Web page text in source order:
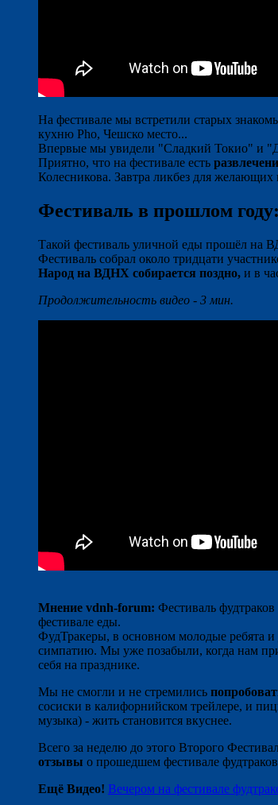
На фестивале мы встретили старых
кухню Pho, Чешско место...
Впервые мы увидели "Сладкий Токио" и
Приятно, что на фестивале есть
Колесникова. Завтра ликбез для желающих
Фестиваль в прошлом году:
Такой фестиваль уличной еды прошёл на
Фестиваль собрал около тридцати
Народ на ВДНХ собирается поздно, и в
Продолжительность видео - 3 мин.
Мнение vdnh-forum: Фестиваль
фестивале еды.
ФудТракеры, в основном молодые ребята
симпатию. Мы уже позабыли, когда нам
себя на празднике.
Мы не смогли и не стремились
сосиски в калифорнийском трейлере, и
музыка) - жить становится вкуснее.
Всего за неделю до этого Второго
отзывы о прошедшем фестивале
Ещё Видео! Вечером на фестивале